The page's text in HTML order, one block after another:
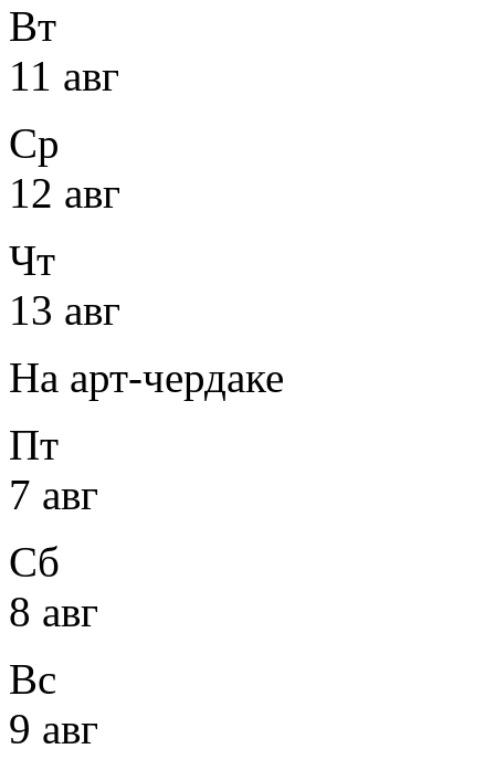
Вт
11 авг
Ср
12 авг
Чт
13 авг
На арт-чердаке
Пт
7 авг
Сб
8 авг
Вс
9 авг